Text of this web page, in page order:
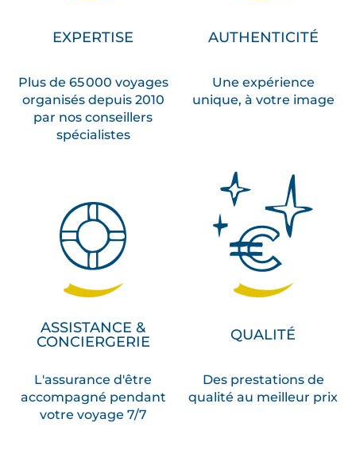
EXPERTISE
Plus de 65 000 voyages
organisés depuis 2010
par nos conseillers
spécialistes
AUTHENTICITÉ
Une expérience
unique, à votre image
ASSISTANCE &
CONCIERGERIE
L'assurance d'être
accompagné pendant
votre voyage 7/7
QUALITÉ
Des prestations de
qualité au meilleur prix